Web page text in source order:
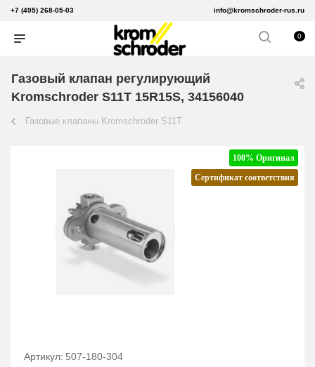
+7 (495) 268-05-03 info@kromschroder-rus.ru
0
Газовый клапан регулирующий
Kromschroder S11T 15R15S, 34156040
Газовые клапаны Kromschroder S11T
100% Оригинал
Сертификат соответствия
Артикул: 507-180-304